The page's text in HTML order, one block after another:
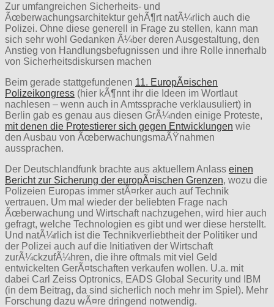
Zur umfangreichen Sicherheits- und
Ãœberwachungsarchitektur gehÃ¶rt natÃ¼rlich auch die
Polizei. Ohne diese generell in Frage zu stellen, kann man
sich sehr wohl Gedanken Ã¼ber deren Ausgestaltung, den
Anstieg von Handlungsbefugnissen und ihre Rolle innerhalb
von Sicherheitsdiskursen machen
Beim gerade stattgefundenen 11. EuropÃ¤ischen
Polizeikongress (hier kÃ¶nnt ihr die Ideen im Wortlaut
nachlesen – wenn auch in Amtssprache verklausuliert) in
Berlin gab es genau aus diesen GrÃ¼nden einige Proteste,
mit denen die Protestierer sich gegen Entwicklungen wie
den Ausbau von ÃœberwachungsmaÃŸnahmen
aussprachen.
Der Deutschlandfunk brachte aus aktuellem Anlass einen
Bericht zur Sicherung der europÃ¤ischen Grenzen, wozu die
Polizeien Europas immer stÃ¤rker auch auf Technik
vertrauen. Um mal wieder der beliebten Frage nach
Ãœberwachung und Wirtschaft nachzugehen, wird hier auch
gefragt, welche Technologien es gibt und wer diese herstellt.
Und natÃ¼rlich ist die Technikverliebtheit der Politiker und
der Polizei auch auf die Initiativen der Wirtschaft
zurÃ¼ckzufÃ¼hren, die ihre oftmals mit viel Geld
entwickelten GerÃ¤tschaften verkaufen wollen. U.a. mit
dabei Carl Zeiss Optronics, EADS Global Security und IBM
(in dem Beitrag, da sind sicherlich noch mehr im Spiel). Mehr
Forschung dazu wÃ¤re dringend notwendig.